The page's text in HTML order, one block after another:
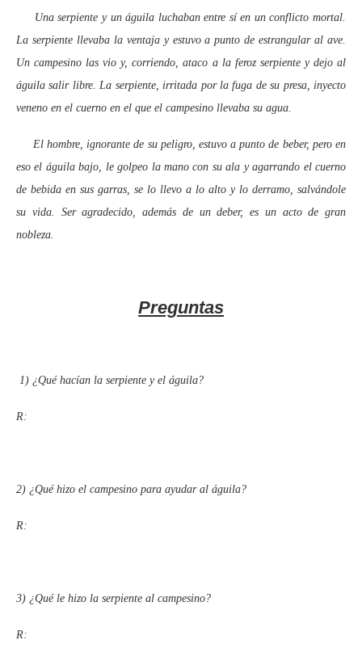
Una serpiente y un águila luchaban entre sí en un conflicto mortal.
La serpiente llevaba la ventaja y estuvo a punto de estrangular al ave.
Un campesino las vio y, corriendo, ataco a la feroz serpiente y dejo al
águila salir libre. La serpiente, irritada por la fuga de su presa, inyecto
veneno en el cuerno en el que el campesino llevaba su agua.
El hombre, ignorante de su peligro, estuvo a punto de beber, pero en
eso el águila bajo, le golpeo la mano con su ala y agarrando el cuerno
de bebida en sus garras, se lo llevo a lo alto y lo derramo, salvándole
su vida. Ser agradecido, además de un deber, es un acto de gran
nobleza.
Preguntas
1) ¿Qué hacían la serpiente y el águila?
R:
2) ¿Qué hizo el campesino para ayudar al águila?
R:
3) ¿Qué le hizo la serpiente al campesino?
R: